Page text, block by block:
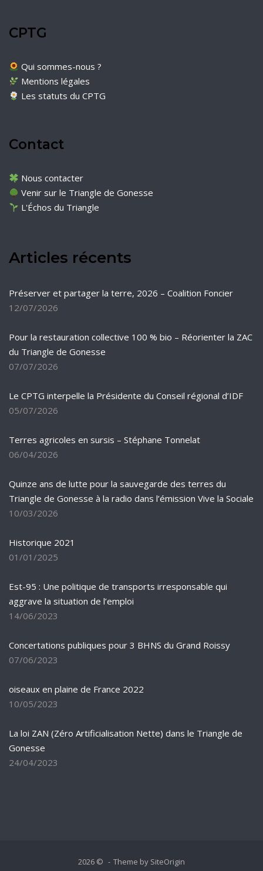
CPTG
Qui sommes-nous ?
Mentions légales
Les statuts du CPTG
Contact
Nous contacter
Venir sur le Triangle de Gonesse
L'Échos du Triangle
Articles récents
Préserver et partager la terre, 2026 – Coalition Foncier
12/07/2026
Pour la restauration collective 100 % bio – Réorienter la ZAC
du Triangle de Gonesse
07/07/2026
Le CPTG interpelle la Présidente du Conseil régional d’IDF
05/07/2026
Terres agricoles en sursis – Stéphane Tonnelat
06/04/2026
Quinze ans de lutte pour la sauvegarde des terres du
Triangle de Gonesse à la radio dans l’émission Vive la Sociale
10/03/2026
Historique 2021
01/01/2025
Est-95 : Une politique de transports irresponsable qui
aggrave la situation de l’emploi
14/06/2023
Concertations publiques pour 3 BHNS du Grand Roissy
07/06/2023
oiseaux en plaine de France 2022
10/05/2023
La loi ZAN (Zéro Artificialisation Nette) dans le Triangle de
Gonesse
24/04/2023
2026 © Theme by SiteOrigin